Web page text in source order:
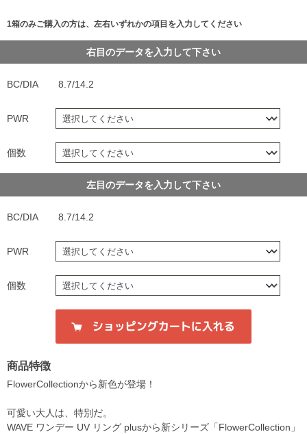
1箱のみご購入の方は、左右いずれかの項目を入力してください
右目のデータを入力して下さい
BC/DIA 8.7/14.2
PWR
個数
左目のデータを入力して下さい
BC/DIA 8.7/14.2
PWR
個数
商品特徴
FlowerCollectionから新色が登場！
可愛い大人は、特別だ。
WAVE ワンデー UV リング plusから新シリーズ「FlowerCollection」